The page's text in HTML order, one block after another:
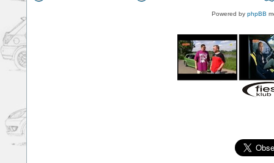
Powered by phpBB